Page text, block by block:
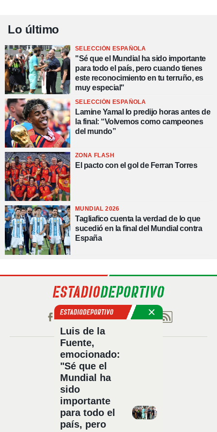
Lo último
SELECCIÓN ESPAÑOLA
"Sé que el Mundial ha sido importante
para todo el país, pero cuando tienes
este reconocimiento en tu terruño, es
muy especial"
SELECCIÓN ESPAÑOLA
Lamine Yamal lo predijo horas antes de
la final: “Volvemos como campeones
del mundo”
ZONA FLASH
El pacto con el gol de Ferran Torres
MUNDIAL 2026
Tagliafico cuenta la verdad de lo que
sucedió en la final del Mundial contra
España
Política de privacidad
Política de cookies
Política Comercial
Configuración de privacidad
Sobre nosotros
Luis de la
Fuente,
emocionado:
"Sé que el
Mundial ha
sido
importante
para todo el
país, pero